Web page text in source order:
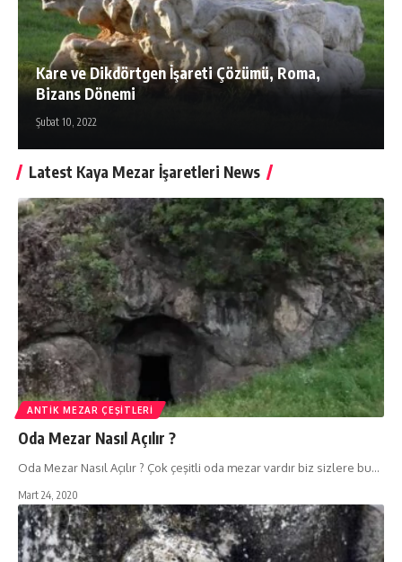
Kare ve Dikdörtgen İşareti Çözümü, Roma,
Bizans Dönemi
Şubat 10, 2022
Latest Kaya Mezar İşaretleri News
ANTIK MEZAR ÇEŞITLERI
Oda Mezar Nasıl Açılır ?
Oda Mezar Nasıl Açılır ? Çok çeşitli oda mezar vardır biz sizlere bu…
Mart 24, 2020